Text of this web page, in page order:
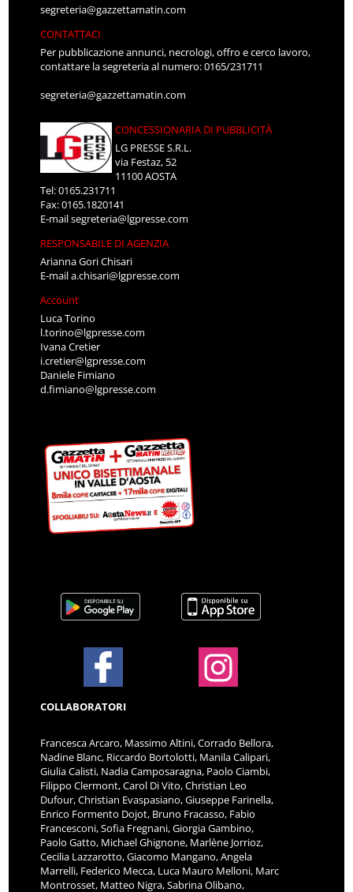
CONTATTACI
Per pubblicazione annunci, necrologi, offro e cerco lavoro,
contattare la segreteria al numero: 0165/231711
segreteria@gazzettamatin.com
LG PRESSE S.R.L.
via Festaz, 52
11100 AOSTA
Tel: 0165.231711
Fax: 0165.1820141
E-mailsegreteria@lgpresse.com
RESPONSABILE DI AGENZIA
Arianna Gori Chisari
E-maila.chisari@lgpresse.com
Account
Luca Torino
l.torino@lgpresse.com
Ivana Cretier
i.cretier@lgpresse.com
Daniele Fimiano
d.fimiano@lgpresse.com
COLLABORATORI
Nadine Blanc, Riccardo Bortolotti, Manila Calipari,
Giulia Calisti, Nadia Camposaragna, Paolo Ciambi,
Filippo Clermont, Carol Di Vito, Christian Leo
Dufour, Christian Evaspasiano, Giuseppe Farinella,
Enrico Formento Dojot, Bruno Fracasso, Fabio
Francesconi, Sofia Fregnani, Giorgia Gambino,
Paolo Gatto, Michael Ghignone, Marlène Jorrioz,
Cecilia Lazzarotto, Giacomo Mangano, Angela
Marrelli, Federico Mecca, Luca Mauro Melloni, Marc
Montrosset, Matteo Nigra, Sabrina Olibano,
Emiliano Pala, Gabriele Peloso, Maurizio Pitti, Loris